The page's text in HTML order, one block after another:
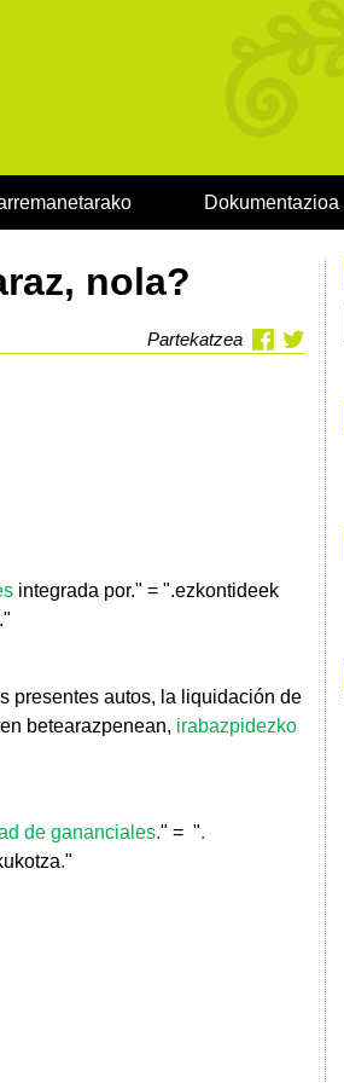
Dokumentazioa
nola?
Partekatzea
integrada por." = ".ezkontideek
presentes autos, la liquidación de
betearazpenean, irabazpidezko
de gananciales." = ".
."